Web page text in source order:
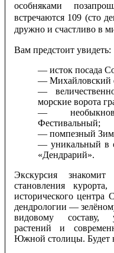
особняками
встречаются 109 (сто
дружно и счастливо в
Вам предстоит увидеть:
— исток посада
— Михайловский
—
морские ворота
—
Фестивальный;
— помпезный
— уникальный в
«Дендрарий».
Экскурсия
становления
исторического центра
дендрологии —
видовому составу,
растений и
Южной столицы. Будет